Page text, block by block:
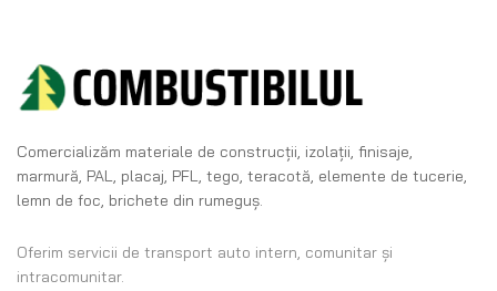
Comercializăm materiale de construcţii, izolaţii, finisaje,
marmură, PAL, placaj, PFL, tego, teracotă, elemente de tucerie,
lemn de foc, brichete din rumeguş.
Oferim servicii de transport auto intern, comunitar și
intracomunitar.